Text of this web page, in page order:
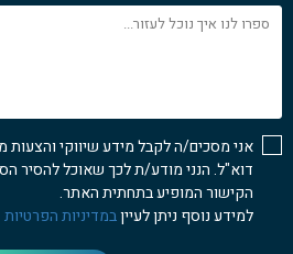
ספרו
לנו
אני מסכים/ה לקבל מידע שיווקי
דוא"ל. הנני מודע/ת לכך שאוכל להסיר
הקישור המופיע בתחתית האתר.
למידע נוסף ניתן לעייןבמדיניות הפרטיות